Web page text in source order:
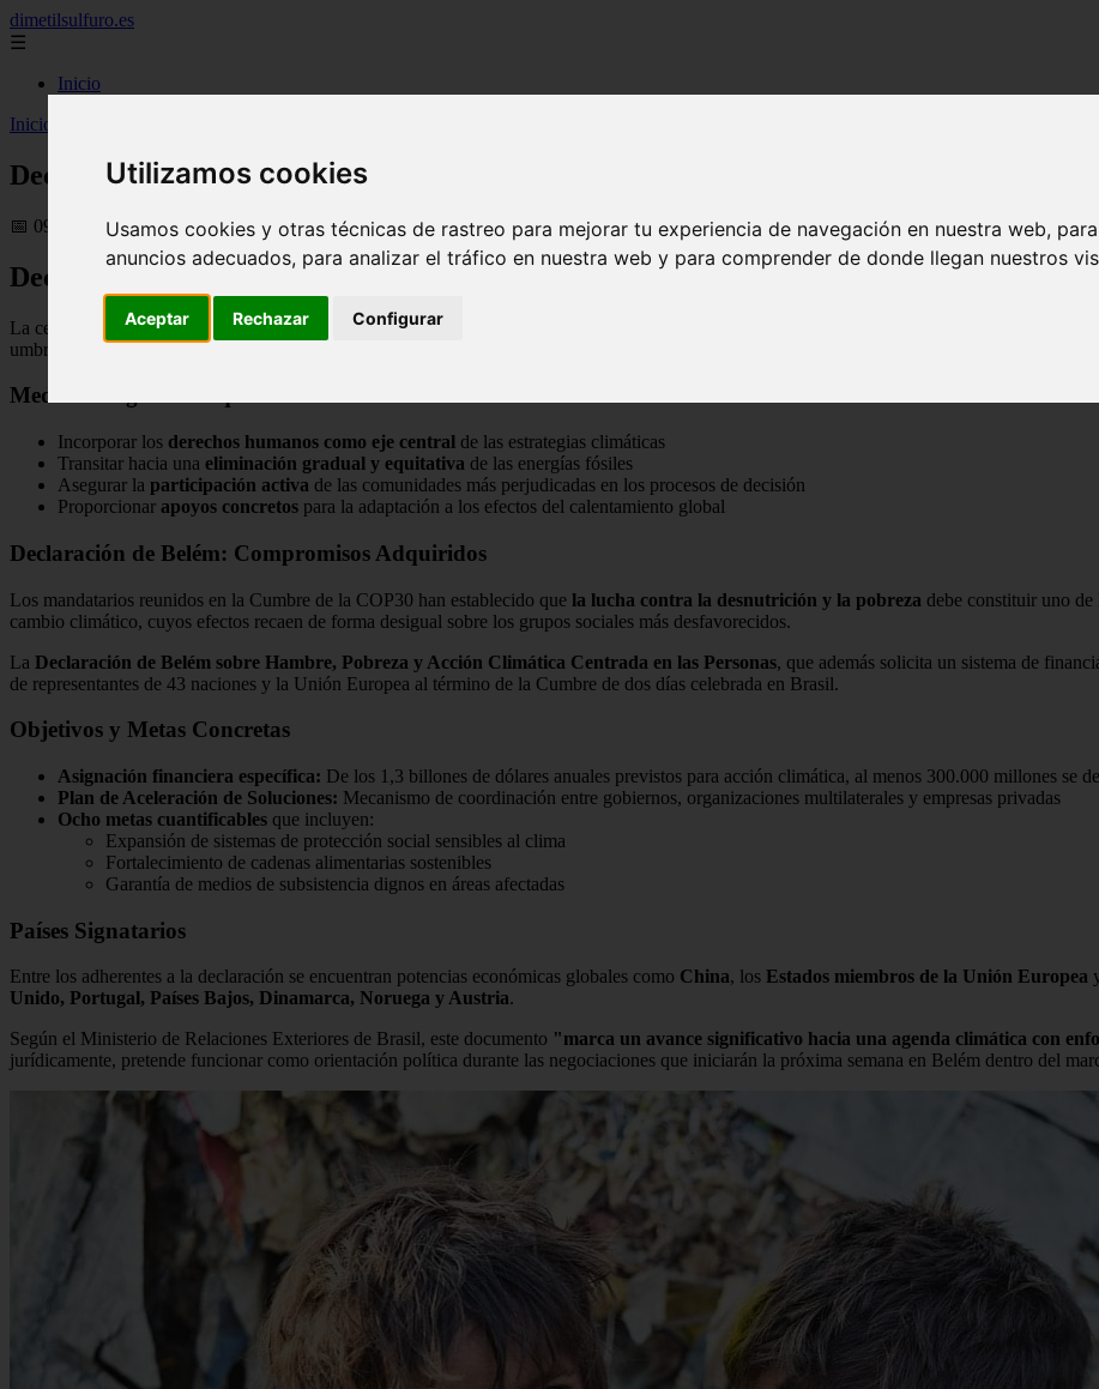
Utilizamos cookies
Usamos cookies y otras técnicas de rastreo para mejorar tu experiencia de navegación en nuestra web,
anuncios adecuados, para analizar el tráfico en nuestra web y para comprender de donde llegan nuestros
Aceptar Rechazar Configurar
dimetilsulfuro.es
☰
Inicio
Inicio
Declaración de Belém: la COP30 pone a las personas en el centro de la lucha contra el
📅 09/11/2025
Declaración de la COP30: Un Enfoque Centrado en las Personas
La celebración de la COP30 coincide con un período crucial: por primera vez en la historia, el planeta ha superado el límite de 1,5°C de
umbral que los científicos identifican como fundamental para prevenir las consecuencias más severas del cambio climático.
Medidas Urgentes Requeridas
Incorporar los derechos humanos como eje central de las estrategias climáticas
Transitar hacia una eliminación gradual y equitativa de las energías fósiles
Asegurar la participación activa de las comunidades más perjudicadas en los procesos de decisión
Proporcionar apoyos concretos para la adaptación a los efectos del calentamiento global
Declaración de Belém: Compromisos Adquiridos
Los mandatarios reunidos en la Cumbre de la COP30 han establecido que la lucha contra la desnutrición y la pobreza debe constituir uno
cambio climático, cuyos efectos recaen de forma desigual sobre los grupos sociales más desfavorecidos.
La Declaración de Belém sobre Hambre, Pobreza y Acción Climática Centrada en las Personas, que además solicita un sistema de
de representantes de 43 naciones y la Unión Europea al término de la Cumbre de dos días celebrada en Brasil.
Objetivos y Metas Concretas
Asignación financiera específica: De los 1,3 billones de dólares anuales previstos para acción climática, al menos 300.000 millones se
Plan de Aceleración de Soluciones: Mecanismo de coordinación entre gobiernos, organizaciones multilaterales y empresas privadas
Ocho metas cuantificables que incluyen:
Expansión de sistemas de protección social sensibles al clima
Fortalecimiento de cadenas alimentarias sostenibles
Garantía de medios de subsistencia dignos en áreas afectadas
Países Signatarios
Entre los adherentes a la declaración se encuentran potencias económicas globales como China, los Estados miembros de la Unión Europea
Unido, Portugal, Países Bajos, Dinamarca, Noruega y Austria.
Según el Ministerio de Relaciones Exteriores de Brasil, este documento "marca un avance significativo hacia una agenda climática con
jurídicamente, pretende funcionar como orientación política durante las negociaciones que iniciarán la próxima semana en Belém dentro del